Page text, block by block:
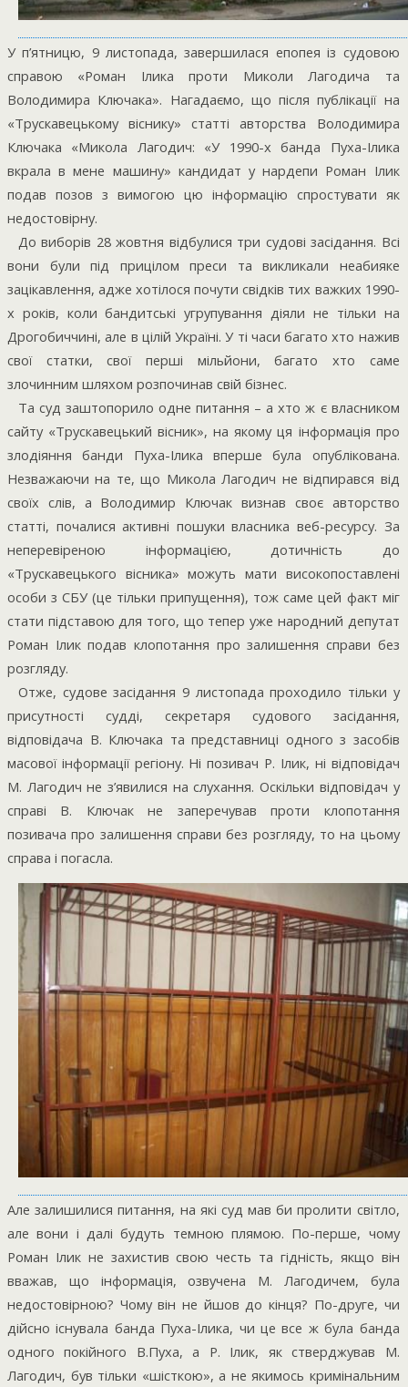
У п’ятницю, 9 листопада, завершилася епопея із судовою
справою «Роман Ілика проти Миколи Лагодича та
Володимира Ключака». Нагадаємо, що після публікації на
«Трускавецькому віснику» статті авторства Володимира
Ключака «Микола Лагодич: «У 1990-х банда Пуха-Ілика
вкрала в мене машину» кандидат у нардепи Роман Ілик
подав позов з вимогою цю інформацію спростувати як
недостовірну.
До виборів 28 жовтня відбулися три судові засідання. Всі
вони були під прицілом преси та викликали неабияке
зацікавлення, адже хотілося почути свідків тих важких 1990-
х років, коли бандитські угрупування діяли не тільки на
Дрогобиччині, але в цілій Україні. У ті часи багато хто нажив
свої статки, свої перші мільйони, багато хто саме
злочинним шляхом розпочинав свій бізнес.
Та суд заштопорило одне питання – а хто ж є власником
сайту «Трускавецький вісник», на якому ця інформація про
злодіяння банди Пуха-Ілика вперше була опублікована.
Незважаючи на те, що Микола Лагодич не відпирався від
своїх слів, а Володимир Ключак визнав своє авторство
статті, почалися активні пошуки власника веб-ресурсу. За
неперевіреною інформацією, дотичність до
«Трускавецького вісника» можуть мати високопоставлені
особи з СБУ (це тільки припущення), тож саме цей факт міг
стати підставою для того, що тепер уже народний депутат
Роман Ілик подав клопотання про залишення справи без
розгляду.
Отже, судове засідання 9 листопада проходило тільки у
присутності судді, секретаря судового засідання,
відповідача В. Ключака та представниці одного з засобів
масової інформації регіону. Ні позивач Р. Ілик, ні відповідач
М. Лагодич не з’явилися на слухання. Оскільки відповідач у
справі В. Ключак не заперечував проти клопотання
позивача про залишення справи без розгляду, то на цьому
справа і погасла.
Але залишилися питання, на які суд мав би пролити світло,
але вони і далі будуть темною плямою. По-перше, чому
Роман Ілик не захистив свою честь та гідність, якщо він
вважав, що інформація, озвучена М. Лагодичем, була
недостовірною? Чому він не йшов до кінця? По-друге, чи
дійсно існувала банда Пуха-Ілика, чи це все ж була банда
одного покійного В.Пуха, а Р. Ілик, як стверджував М.
Лагодич, був тільки «шісткою», а не якимось кримінальним